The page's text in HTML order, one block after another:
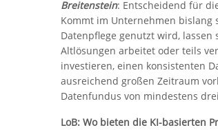
Breitenstein: Entscheidend für
Kommt im Unternehmen bislang
Datenpflege genutzt wird,
Altlösungen arbeitet oder teils
investieren, einen konsistenten
ausreichend großen Zeitraum
Datenfundus von mindestens
LoB: Wo bieten die KI-basierten